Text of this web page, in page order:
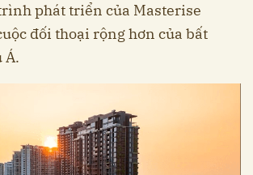
phát triển của Masterise
đối thoại rộng hơn của bất
Á.